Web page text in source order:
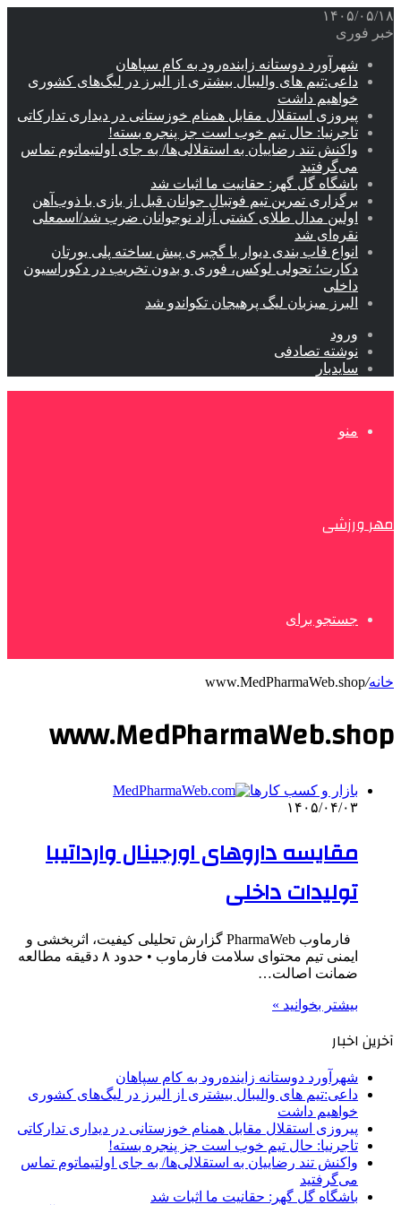
۱۴۰۵/۰۵/۱۸
خبر فوری
شهرآورد دوستانه زاینده‌رود به کام سپاهان
داعی:تیم های والیبال بیشتری از البرز در لیگ‌های کشوری
خواهیم داشت
پیروزی استقلال مقابل همنام خوزستانی در دیداری تدارکاتی
تاجرنیا: حال تیم خوب است جز پنجره بسته!
واکنش تند رضاییان به استقلالی‌ها/ به جای اولتیماتوم تماس
می‌گرفتید
باشگاه گل گهر: حقانیت ما اثبات شد
برگزاری تمرین تیم فوتبال جوانان قبل از بازی با ذوب‌آهن
اولین مدال طلای کشتی آزاد نوجوانان ضرب شد/اسمعلی
نقره‌ای شد
انواع قاب بندی دیوار با گچبری پیش ساخته پلی یورتان
دکارت؛ تحولی لوکس، فوری و بدون تخریب در دکوراسیون
داخلی
البرز میزبان لیگ پرهیجان تکواندو شد
ورود
نوشته تصادفی
سایدبار
منو
مهر ورزشی
جستجو برای
خانه/
www.MedPharmaWeb.shop
www.MedPharmaWeb.shop
بازار و کسب کارها
۱۴۰۵/۰۴/۰۳
مقایسه داروهای اورجینال وارداتیبا
تولیدات داخلی
فارماوب PharmaWeb گزارش تحلیلی کیفیت، اثربخشی و
ایمنی تیم محتوای سلامت فارماوب • حدود ۸ دقیقه مطالعه
ضمانت اصالت…
بیشتر بخوانید »
آخرین اخبار
شهرآورد دوستانه زاینده‌رود به کام سپاهان
داعی:تیم های والیبال بیشتری از البرز در لیگ‌های کشوری
خواهیم داشت
پیروزی استقلال مقابل همنام خوزستانی در دیداری تدارکاتی
تاجرنیا: حال تیم خوب است جز پنجره بسته!
واکنش تند رضاییان به استقلالی‌ها/ به جای اولتیماتوم تماس
می‌گرفتید
باشگاه گل گهر: حقانیت ما اثبات شد